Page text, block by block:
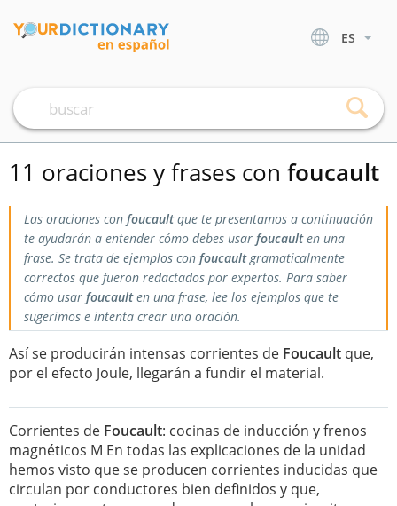
ES
11 oraciones y frases con foucault
Las oraciones con foucaultque te presentamos a continuación
te ayudarán a entender cómo debes usar foucaulten una
frase. Se trata de ejemplos con foucaultgramaticalmente
correctos que fueron redactados por expertos. Para saber
cómo usar foucaulten una frase, lee los ejemplos que te
sugerimos e intenta crear una oración.
Así se producirán intensas corrientes de Foucault que,
por el efecto Joule, llegarán a fundir el material.
Corrientes de Foucault: cocinas de inducción y frenos
magnéticos M En todas las explicaciones de la unidad
hemos visto que se producen corrientes inducidas que
circulan por conductores bien definidos y que,